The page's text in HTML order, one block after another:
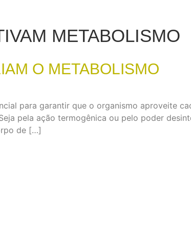
METABOLISMO
O METABOLISMO
para garantir que o organismo aproveite
pela ação termogênica ou pelo poder
de […]